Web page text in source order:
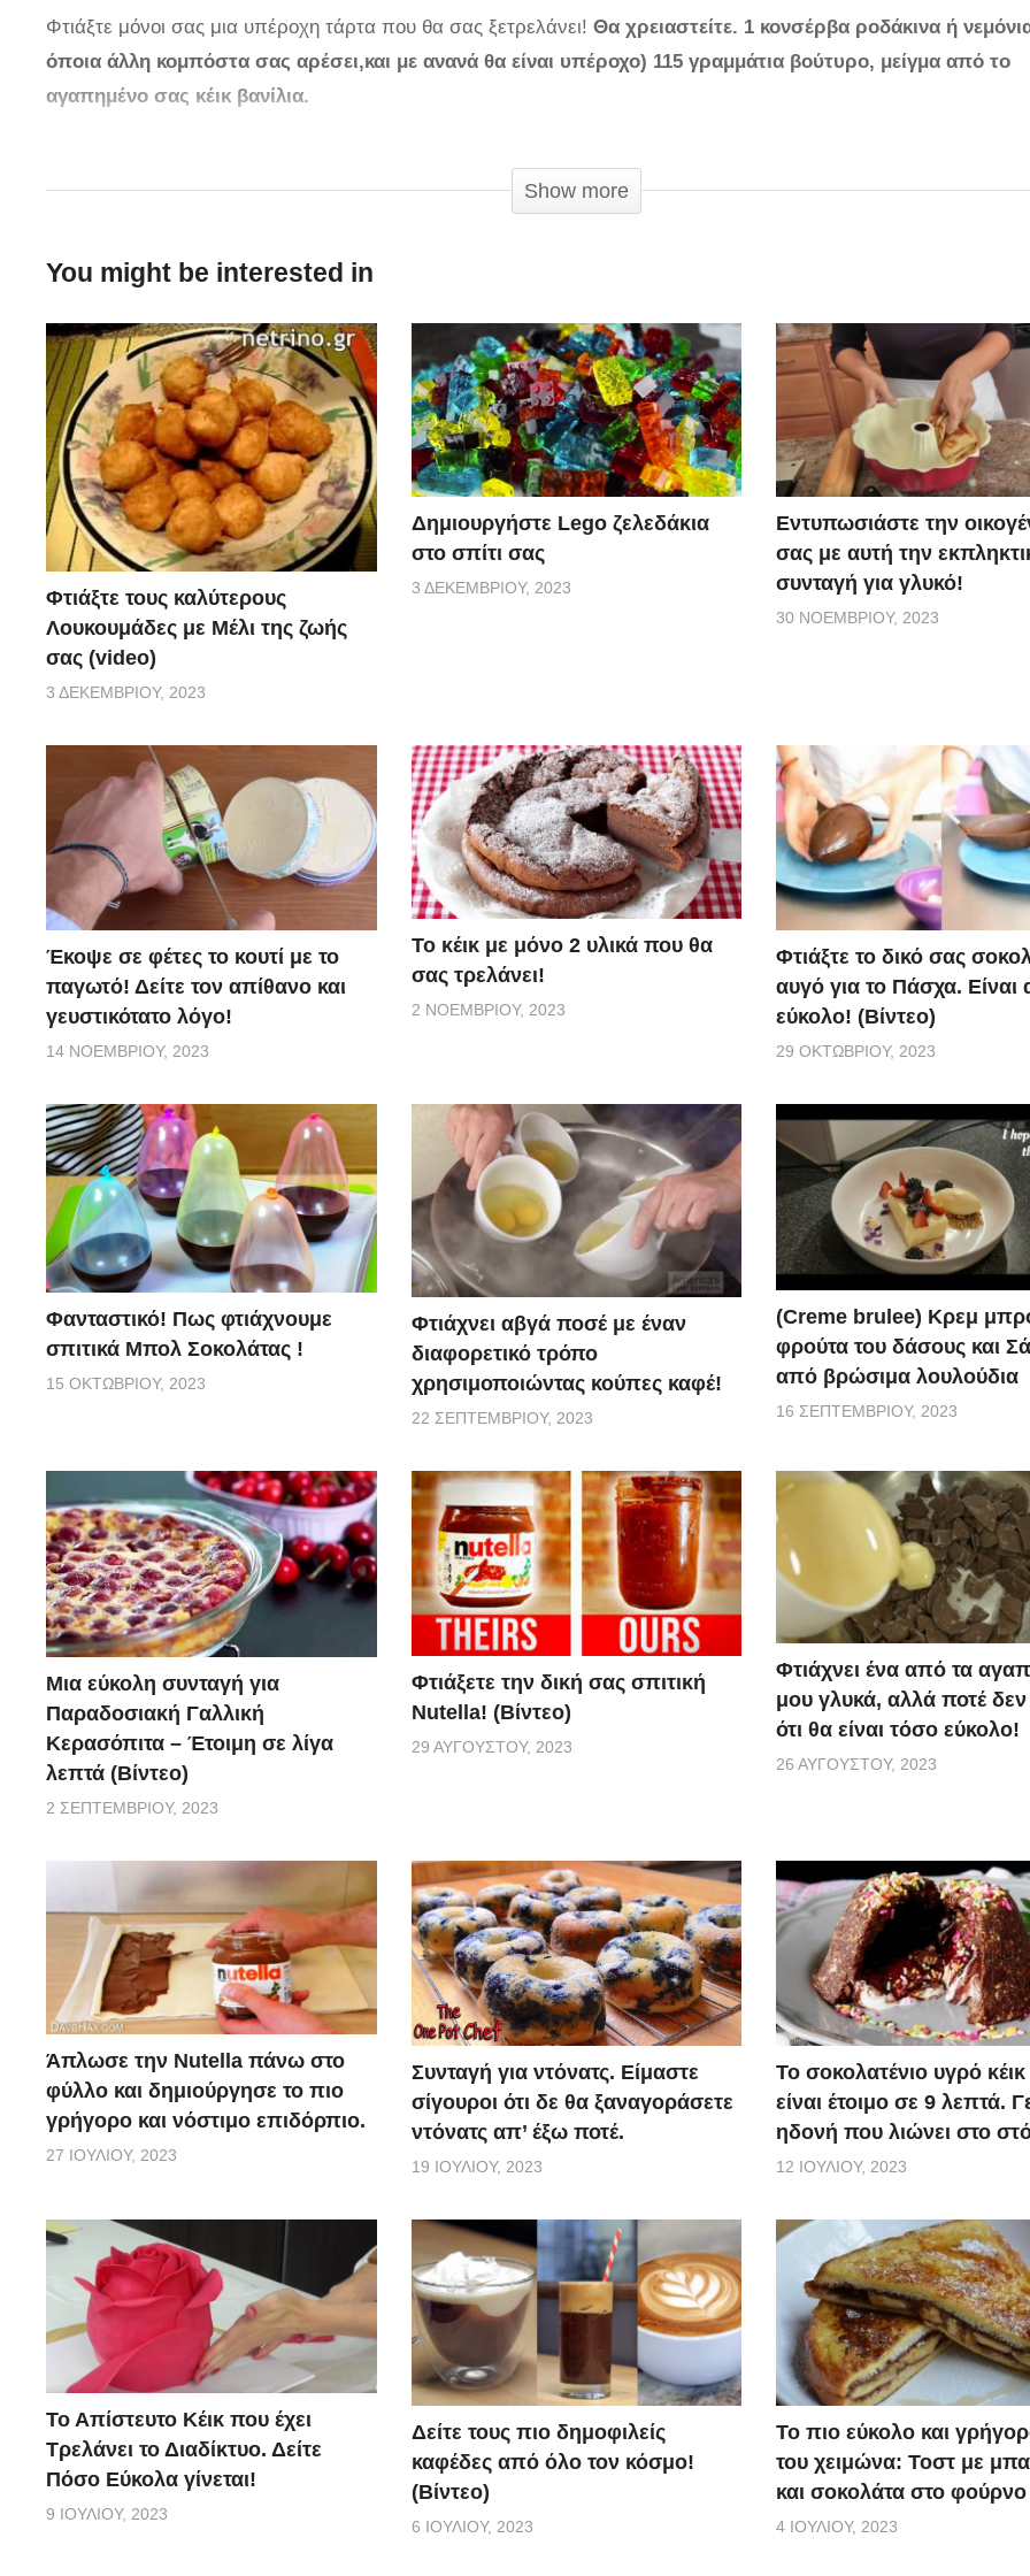
Φτιάξτε μόνοι σας μια υπέροχη τάρτα που θα σας ξετρελάνει! Θα χρειαστείτε. 1 κονσέρβα ροδάκινα ή
όποια άλλη κομπόστα σας αρέσει,και με ανανά θα είναι υπέροχο) 115 γραμμάτια βούτυρο, μείγμα από το
αγαπημένο σας κέικ βανίλια.
Show more
You might be interested in
Φτιάξτε τους καλύτερους
Λουκουμάδες με Μέλι της ζωής
σας (video)
3 ΔΕΚΕΜΒΡΊΟΥ, 2023
Δημιουργήστε Lego ζελεδάκια
στο σπίτι σας
3 ΔΕΚΕΜΒΡΊΟΥ, 2023
Εντυπωσιάστε την
σας με αυτή την
συνταγή για γλυκό!
30 ΝΟΕΜΒΡΊΟΥ, 2023
Έκοψε σε φέτες το κουτί με το
παγωτό! Δείτε τον απίθανο και
γευστικότατο λόγο!
14 ΝΟΕΜΒΡΊΟΥ, 2023
Το κέικ με μόνο 2 υλικά που θα
σας τρελάνει!
2 ΝΟΕΜΒΡΊΟΥ, 2023
Φτιάξτε το δικό σας
αυγό για το Πάσχα. Είναι
εύκολο! (Βίντεο)
29 ΟΚΤΩΒΡΊΟΥ, 2023
Φανταστικό! Πως φτιάχνουμε
σπιτικά Μπολ Σοκολάτας !
15 ΟΚΤΩΒΡΊΟΥ, 2023
Φτιάχνει αβγά ποσέ με έναν
διαφορετικό τρόπο
χρησιμοποιώντας κούπες καφέ!
22 ΣΕΠΤΕΜΒΡΊΟΥ, 2023
(Creme brulee) Κρεμ
φρούτα του δάσους και
από βρώσιμα λουλούδια
16 ΣΕΠΤΕΜΒΡΊΟΥ, 2023
Μια εύκολη συνταγή για
Παραδοσιακή Γαλλική
Κερασόπιτα – Έτοιμη σε λίγα
λεπτά (Βίντεο)
2 ΣΕΠΤΕΜΒΡΊΟΥ, 2023
Φτιάξετε την δική σας σπιτική
Nutella! (Βίντεο)
29 ΑΥΓΟΎΣΤΟΥ, 2023
Φτιάχνει ένα από τα
μου γλυκά, αλλά ποτέ
ότι θα είναι τόσο εύκολο!
26 ΑΥΓΟΎΣΤΟΥ, 2023
Άπλωσε την Nutella πάνω στο
φύλλο και δημιούργησε το πιο
γρήγορο και νόστιμο επιδόρπιο.
27 ΙΟΥΛΊΟΥ, 2023
Συνταγή για ντόνατς. Είμαστε
σίγουροι ότι δε θα ξαναγοράσετε
ντόνατς απ’ έξω ποτέ.
19 ΙΟΥΛΊΟΥ, 2023
Το σοκολατένιο υγρό
είναι έτοιμο σε 9 λεπτά.
ηδονή που λιώνει στο
12 ΙΟΥΛΊΟΥ, 2023
Το Απίστευτο Κέικ που έχει
Τρελάνει το Διαδίκτυο. Δείτε
Πόσο Εύκολα γίνεται!
9 ΙΟΥΛΊΟΥ, 2023
Δείτε τους πιο δημοφιλείς
καφέδες από όλο τον κόσμο!
(Βίντεο)
6 ΙΟΥΛΊΟΥ, 2023
Το πιο εύκολο και
του χειμώνα: Τοστ με
και σοκολάτα στο φούρνο
4 ΙΟΥΛΊΟΥ, 2023